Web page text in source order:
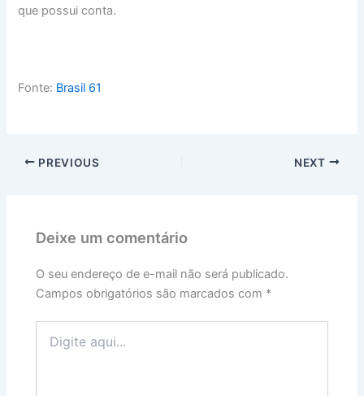
que possui conta.
Fonte: Brasil 61
PREVIOUS NEXT
Deixe um comentário
O seu endereço de e-mail não será publicado.
Campos obrigatórios são marcados com *
aqui...